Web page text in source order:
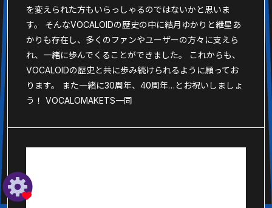
を変えられた方もいらっしゃるのではないかと思いま
す。 そんなVOCALOIDの歴史の中に結月ゆかりと紲星あ
かりも存在し、多くのファンやユーザーの方々に支えら
れ、一緒に歩んでくることができました。 これからも、
VOCALOIDの歴史と共に歩み続けられるように願ってお
ります。 また一緒に30周年、40周年…とお祝いしましょ
う！ VOCALOMAKETS一同